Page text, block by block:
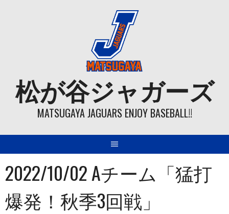
松が谷ジャガーズ
MATSUGAYA JAGUARS ENJOY BASEBALL!!
2022/10/02 Aチーム「猛打
爆発！秋季3回戦」